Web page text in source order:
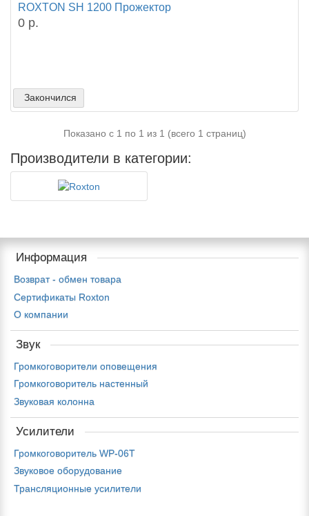
ROXTON SH 1200 Прожектор
0 р.
Закончился
Показано с 1 по 1 из 1 (всего 1 страниц)
Производители в категории:
Информация
Возврат - обмен товара
Сертификаты Roxton
О компании
Звук
Громкоговорители оповещения
Громкоговоритель настенный
Звуковая колонна
Усилители
Громкоговоритель WP-06T
Звуковое оборудование
Трансляционные усилители